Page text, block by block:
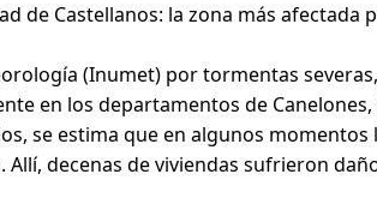
de Castellanos: la zona más afectada
(Inumet) por tormentas
en los departamentos de Canelones,
se estima que en algunos momentos
decenas de viviendas sufrieron